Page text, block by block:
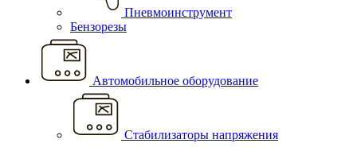
Пневмоинструмент
Бензорезы
Автомобильное оборудование
Стабилизаторы напряжения